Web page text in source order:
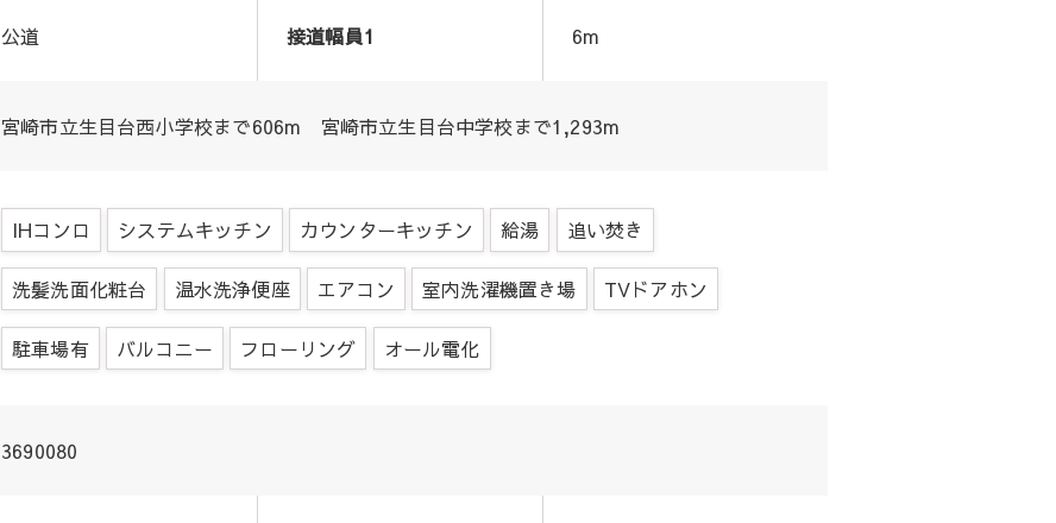
公道 接道幅員1 6m
宮崎市立生目台西小学校まで606m 宮崎市立生目台中学校まで1,293m
IHコンロ システムキッチン カウンターキッチン 給湯 追い焚き
洗髪洗面化粧台 温水洗浄便座 エアコン 室内洗濯機置き場 TVドアホン
駐車場有 バルコニー フローリング オール電化
3690080